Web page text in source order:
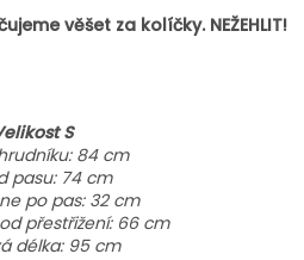
věšet za kolíčky. NEŽEHLIT!
S
84 cm
pasu: 74 cm
po pas: 32 cm
přestřižení: 66 cm
délka: 95 cm